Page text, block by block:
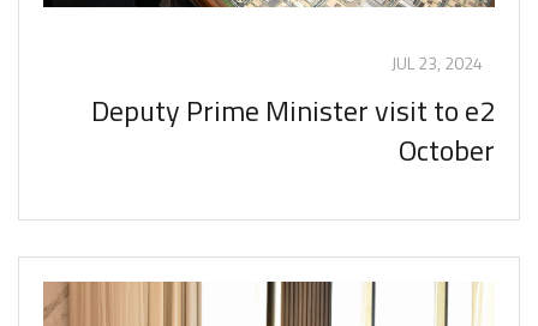
JUL 23, 2024
Deputy Prime Minister visit to e2
October